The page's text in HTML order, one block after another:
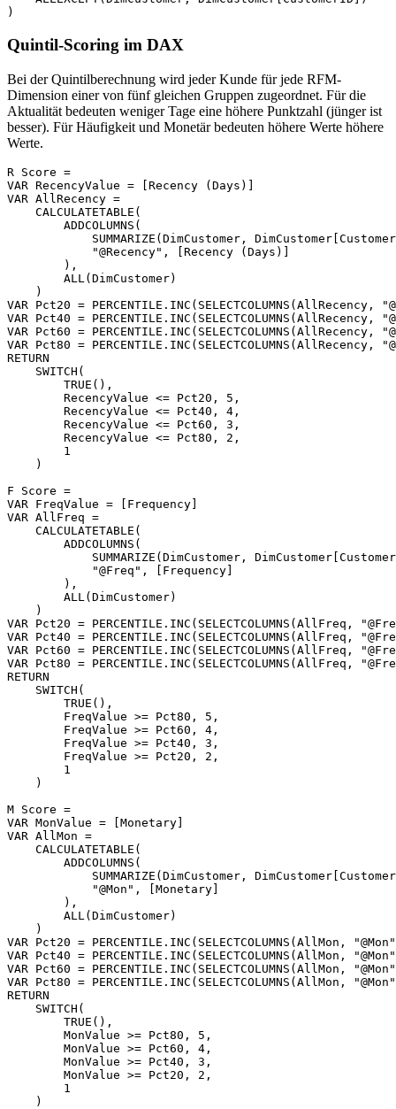
Quintil-Scoring im DAX
Bei der Quintilberechnung wird jeder Kunde für jede RFM-
Dimension einer von fünf gleichen Gruppen zugeordnet. Für die
Aktualität bedeuten weniger Tage eine höhere Punktzahl (jünger ist
besser). Für Häufigkeit und Monetär bedeuten höhere Werte höhere
Werte.
R Score =
VAR RecencyValue = [Recency (Days)]
VAR AllRecency =
    CALCULATETABLE(
        ADDCOLUMNS(
SUMMARIZE(DimCustomer,
            "@Recency", [Recency (Days)]
        ),
        ALL(DimCustomer)
    )
VAR Pct20 =
VAR Pct40 =
VAR Pct60 =
VAR Pct80 =
RETURN
    SWITCH(
        TRUE(),
        RecencyValue <= Pct20, 5,
        RecencyValue <= Pct40, 4,
        RecencyValue <= Pct60, 3,
        RecencyValue <= Pct80, 2,
        1
    )
F Score =
VAR FreqValue = [Frequency]
VAR AllFreq =
    CALCULATETABLE(
        ADDCOLUMNS(
SUMMARIZE(DimCustomer,
            "@Freq", [Frequency]
        ),
        ALL(DimCustomer)
    )
VAR Pct20 = PERCENTILE.INC(SELECTCOLUMNS(AllFreq,
VAR Pct40 = PERCENTILE.INC(SELECTCOLUMNS(AllFreq,
VAR Pct60 = PERCENTILE.INC(SELECTCOLUMNS(AllFreq,
VAR Pct80 = PERCENTILE.INC(SELECTCOLUMNS(AllFreq,
RETURN
    SWITCH(
        TRUE(),
        FreqValue >= Pct80, 5,
        FreqValue >= Pct60, 4,
        FreqValue >= Pct40, 3,
        FreqValue >= Pct20, 2,
        1
    )
M Score =
VAR MonValue = [Monetary]
VAR AllMon =
    CALCULATETABLE(
        ADDCOLUMNS(
SUMMARIZE(DimCustomer,
            "@Mon", [Monetary]
        ),
        ALL(DimCustomer)
    )
VAR Pct20 = PERCENTILE.INC(SELECTCOLUMNS(AllMon,
VAR Pct40 = PERCENTILE.INC(SELECTCOLUMNS(AllMon,
VAR Pct60 = PERCENTILE.INC(SELECTCOLUMNS(AllMon,
VAR Pct80 = PERCENTILE.INC(SELECTCOLUMNS(AllMon,
RETURN
    SWITCH(
        TRUE(),
        MonValue >= Pct80, 5,
        MonValue >= Pct60, 4,
        MonValue >= Pct40, 3,
        MonValue >= Pct20, 2,
        1
    )